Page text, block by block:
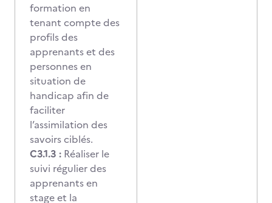
formation en
tenant compte des
profils des
apprenants et des
personnes en
situation de
handicap afin de
faciliter
l’assimilation des
savoirs ciblés.
C3.1.3 : Réaliser le
suivi régulier des
apprenants en
stage et la